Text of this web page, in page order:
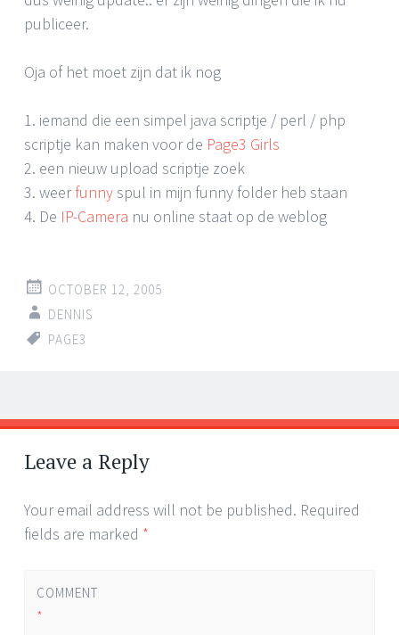
publiceer.
Oja of het moet zijn dat ik nog
1. iemand die een simpel java scriptje / perl / php
scriptje kan maken voor de Page3 Girls
2. een nieuw upload scriptje zoek
3. weerfunny spul in mijn funny folder heb staan
4. De IP-Camera nu online staat op de weblog
OCTOBER 12, 2005
DENNIS
PAGE3
Post
navigation
←
→
Leave a Reply
Your email address will not be published. Required
fields are marked *
COMMENT
*